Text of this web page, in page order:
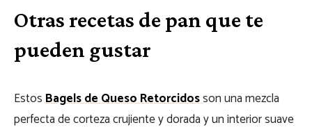
Otras recetas de pan que te
pueden gustar
EstosBagels de Queso Retorcidosson una mezcla
perfecta de corteza crujiente y dorada y un interior suave